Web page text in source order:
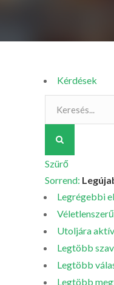
Kérdések
Szürő
Sorrend:
Legrégebbi
Véletlenszerű
Utoljára aktív
Legtöbb
Legtöbb
Legtöbb